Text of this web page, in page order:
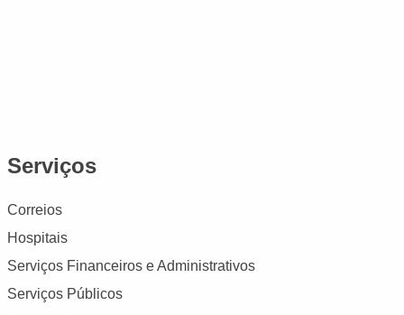
Serviços
Correios
Hospitais
Serviços Financeiros e Administrativos
Serviços Públicos